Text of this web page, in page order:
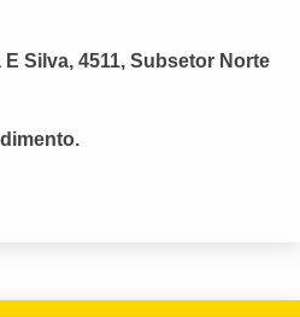
Silva, 4511, Subsetor Norte